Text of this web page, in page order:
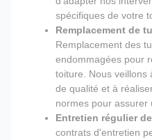
spécifiques de votre
Remplacement de
Remplacement des
endommagées pour
toiture. Nous veillons
de qualité et à
normes pour assurer
Entretien régulier
contrats d'entretien